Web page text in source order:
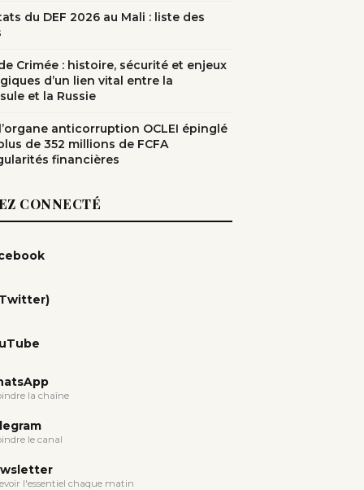
du DEF 2026 au Mali : liste des
Crimée : histoire, sécurité et enjeux
d’un lien vital entre la
et la Russie
anticorruption OCLEI épinglé
de 352 millions de FCFA
financières
CONNECTÉ
la chaîne
le canal
l'essentiel chaque matin